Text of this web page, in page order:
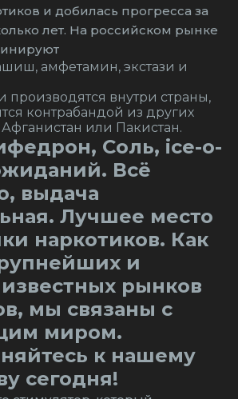
и добилась прогресса за
лет. На российском рынке
амфетамин, экстази и
производятся внутри страны,
контрабандой из других
Афганистан или Пакистан.
Соль, ice-o-
Всё
выдача
Лучшее место
наркотиков. Как
и
рынков
мы связаны с
миром.
к нашему
сегодня!